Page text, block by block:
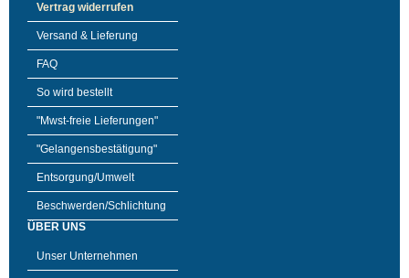
Vertrag widerrufen
Versand & Lieferung
FAQ
So wird bestellt
"Mwst-freie Lieferungen"
"Gelangensbestätigung"
Entsorgung/Umwelt
Beschwerden/Schlichtung
ÜBER UNS
Unser Unternehmen